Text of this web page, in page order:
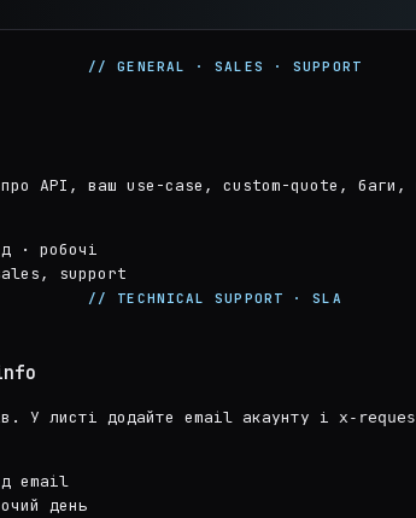
// GENERAL · SALES · SUPPORT
API, ваш use-case, custom-quote, баги,
· робочі
support
// TECHNICAL SUPPORT · SLA
У листі додайте email акаунту і x-
email
день